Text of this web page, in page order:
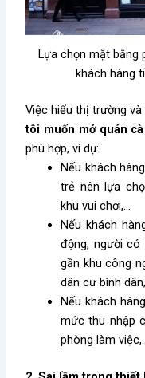
Lựa chọn mặt bằng
khách hàng
Việc hiểu thị trường
tôi muốn mở quán
phù hợp, ví dụ:
Nếu khách
trẻ nên lựa
khu vui chơi,…
Nếu khách
động, người
gần khu công
dân cư bình
Nếu khách
mức thu nhập
phòng làm